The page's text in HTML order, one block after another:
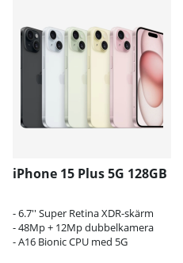
iPhone 15 Plus 5G 128GB
- 6.7'' Super Retina XDR-skärm
- 48Mp + 12Mp dubbelkamera
- A16 Bionic CPU med 5G